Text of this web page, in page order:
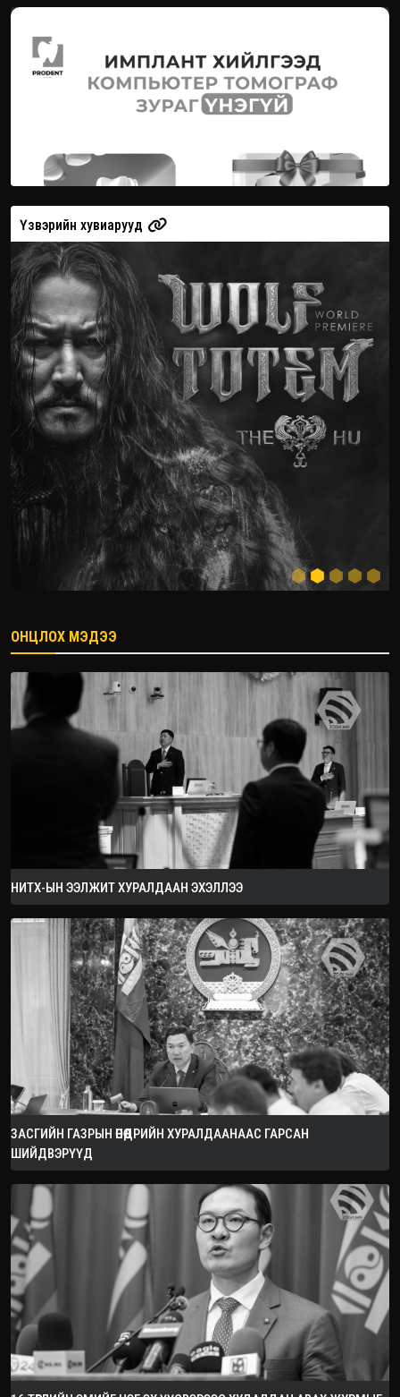
Үзвэрийн хувиарууд
2026.08.08
ОНЦЛОХ МЭДЭЭ
НИТХ-ЫН ЭЭЛЖИТ ХУРАЛДААН ЭХЭЛЛЭЭ
ЗАСГИЙН ГАЗРЫН ӨНӨӨДРИЙН ХУРАЛДААНААС ГАРСАН
ШИЙДВЭРҮҮД